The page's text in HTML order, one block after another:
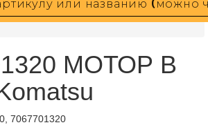
МОТОР В
7067701320